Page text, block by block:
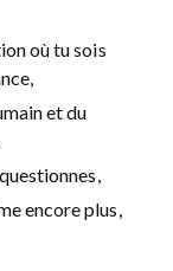
où tu sois
et du
encore plus,